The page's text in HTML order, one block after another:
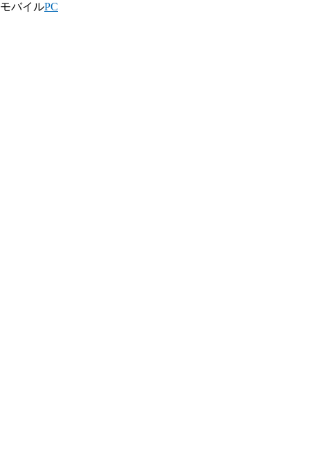
モバイルPC